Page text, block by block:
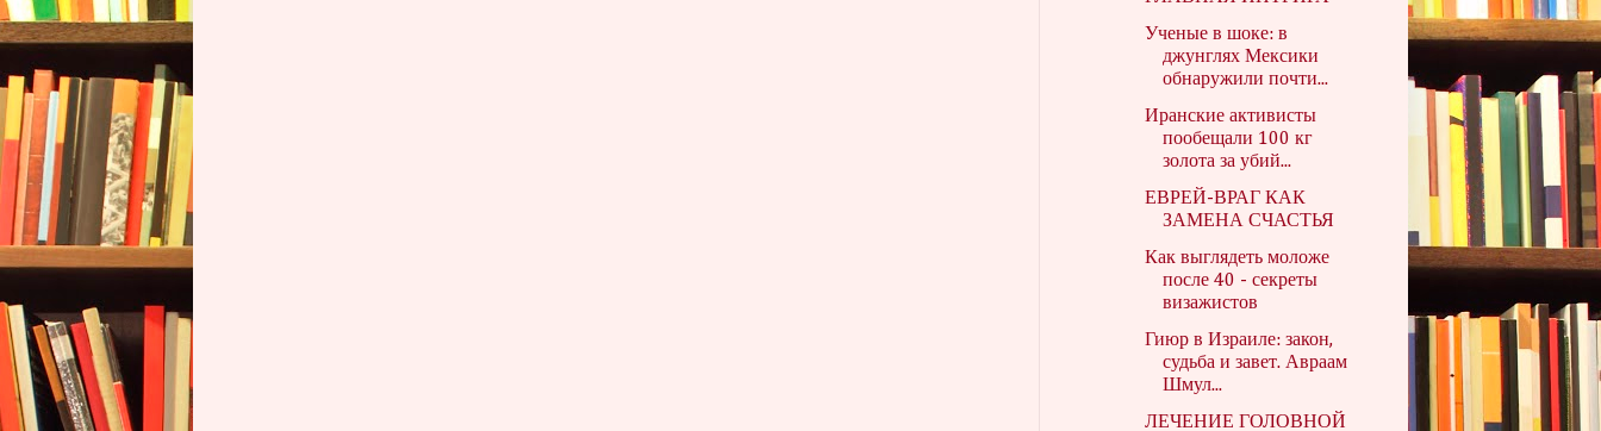
Ученые в шоке: в
джунглях Мексики
обнаружили почти...
Иранские активисты
пообещали 100 кг
золота за убий...
ЕВРЕЙ-ВРАГ КАК
ЗАМЕНА СЧАСТЬЯ
Как выглядеть моложе
после 40 - секреты
визажистов
Гиюр в Израиле: закон,
судьба и завет. Авраам
Шмул...
ЛЕЧЕНИЕ ГОЛОВНОЙ